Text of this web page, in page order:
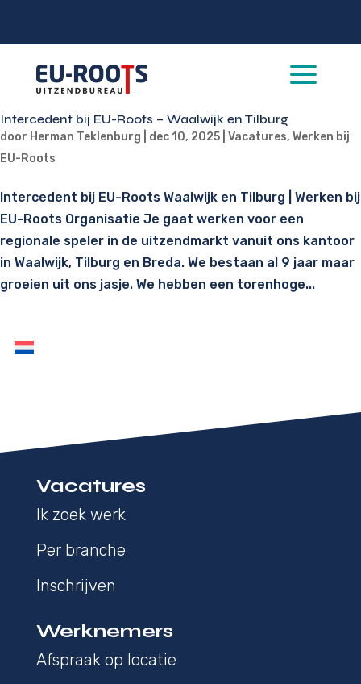
a
Intercedent bij EU-Roots – Waalwijk en Tilburg
door Herman Teklenburg dec 10, 2025 Vacatures, Werken bij
EU-Roots
Intercedent bij EU-Roots Waalwijk en Tilburg | Werken bij
EU-Roots Organisatie Je gaat werken voor een
regionale speler in de uitzendmarkt vanuit ons kantoor
in Waalwijk, Tilburg en Breda. We bestaan al 9 jaar maar
groeien uit ons jasje. We hebben een torenhoge...
Vacatures
Ik zoek werk
Per branche
Inschrijven
Werknemers
Afspraak op locatie